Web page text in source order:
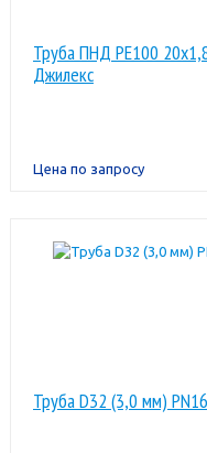
Труба ПНД РЕ100
Джилекс
Цена по запросу
Труба D32 (3,0 мм)